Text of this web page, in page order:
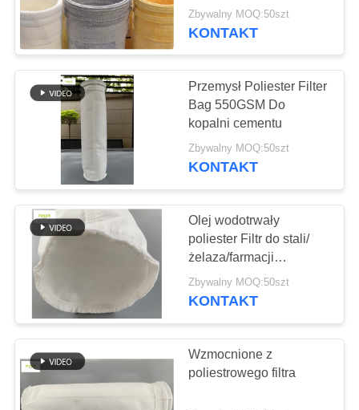
POLITYKA
PRYWATNOŚCI
Zbywalny MOQ:50szt
KONTAKT
Przemysł Poliester Filter
Bag 550GSM Do
kopalni cementu
Zbywalny MOQ:50szt
KONTAKT
Olej wodotrwały
poliester Filtr do stali/
żelaza/farmacji
spożywczej
Zbywalny MOQ:50szt
KONTAKT
Wzmocnione z
poliestrowego filtra